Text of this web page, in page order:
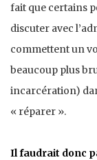
fait que certains
discuter avec
commettent un
beaucoup plus
incarcération)
« réparer ».
Il faudrait donc